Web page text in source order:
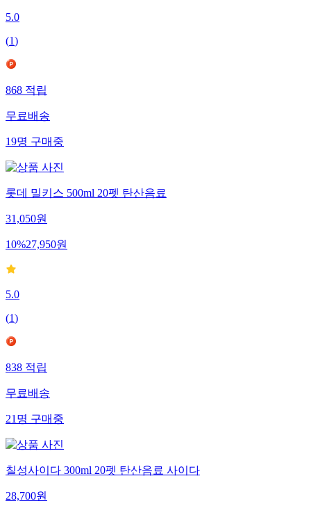
5.0
(1)
868적립
무료배송
19명구매중
롯데 밀키스 500ml 20펫 탄산음료
31,050원
10%27,950원
5.0
(1)
838적립
무료배송
21명구매중
칠성사이다 300ml 20펫 탄산음료 사이다
28,700원